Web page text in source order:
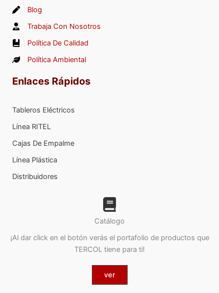
Blog
Trabaja Con Nosotros
Política De Calidad
Política Ambiental
Enlaces Rápidos
Tableros Eléctricos
Línea RITEL
Cajas De Empalme
Línea Plástica
Distribuidores
Catálogo
¡Al dar click en el botón verás el portafolio de productos que
TERCOL tiene para ti!
ver